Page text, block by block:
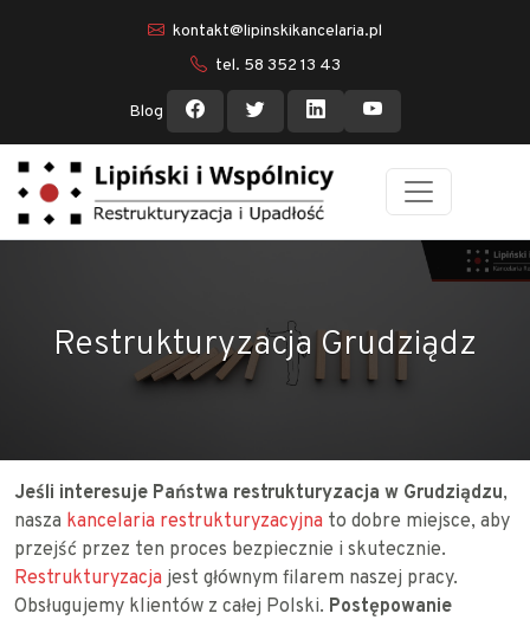
kontakt@lipinskikancelaria.pl
tel. 58 352 13 43
Blog
Restrukturyzacja Grudziądz
Jeśli interesuje Państwa restrukturyzacja w Grudziądzu,
nasza kancelaria restrukturyzacyjna to dobre miejsce, aby
przejść przez ten proces bezpiecznie i skutecznie.
Restrukturyzacja jest głównym filarem naszej pracy.
Obsługujemy klientów z całej Polski. Postępowanie